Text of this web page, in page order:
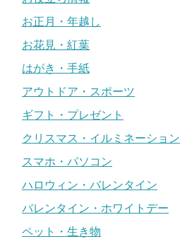
お正月・年越し
お花見・紅葉
はがき・手紙
アウトドア・スポーツ
ギフト・プレゼント
クリスマス・イルミネーション
スマホ・パソコン
ハロウィン・バレンタイン
バレンタイン・ホワイトデー
ペット・生き物